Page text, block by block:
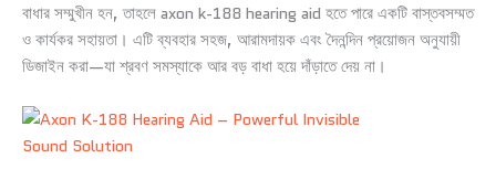
বাধার সম্মুখীন হন, তাহলে axon k-188 hearing aid হতে পারে একটি বাস্তবসম্মত
ও কার্যকর সহায়তা। এটি ব্যবহার সহজ, আরামদায়ক এবং দৈনন্দিন প্রয়োজন অনুযায়ী
ডিজাইন করা—যা শ্রবণ সমস্যাকে আর বড় বাধা হয়ে দাঁড়াতে দেয় না।